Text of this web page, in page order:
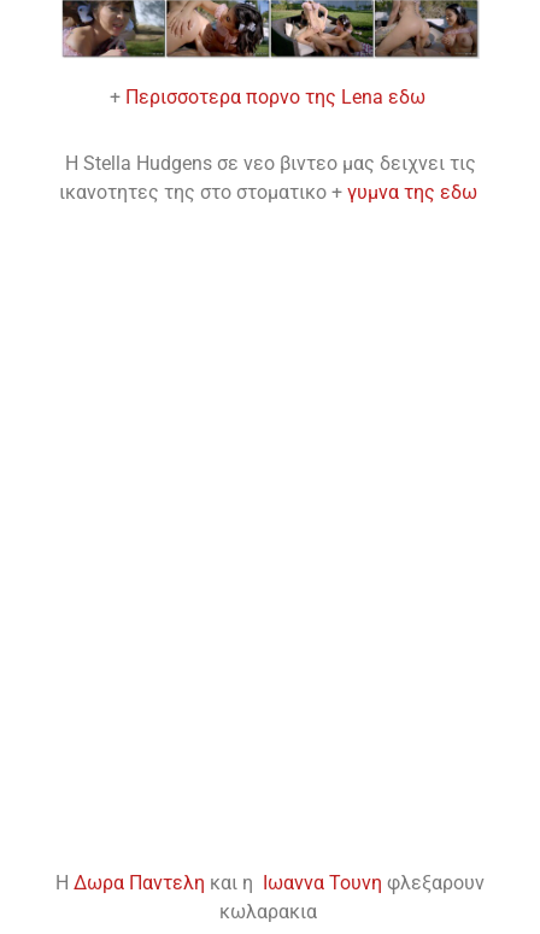
+ Περισσοτερα πορνο της Lena εδω
H Stella Hudgens σε νεο βιντεο μας δειχνει τις
ικανοτητες της στο στοματικο + γυμνα της εδω
Η Δωρα Παντελη και η Ιωαννα Τουνη φλεξαρουν
κωλαρακια